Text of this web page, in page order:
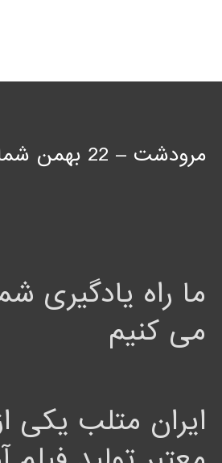
مرودشت – 22 بهمن شمالی
ما راه یادگیری
می کنیم
ایران متلب یکی